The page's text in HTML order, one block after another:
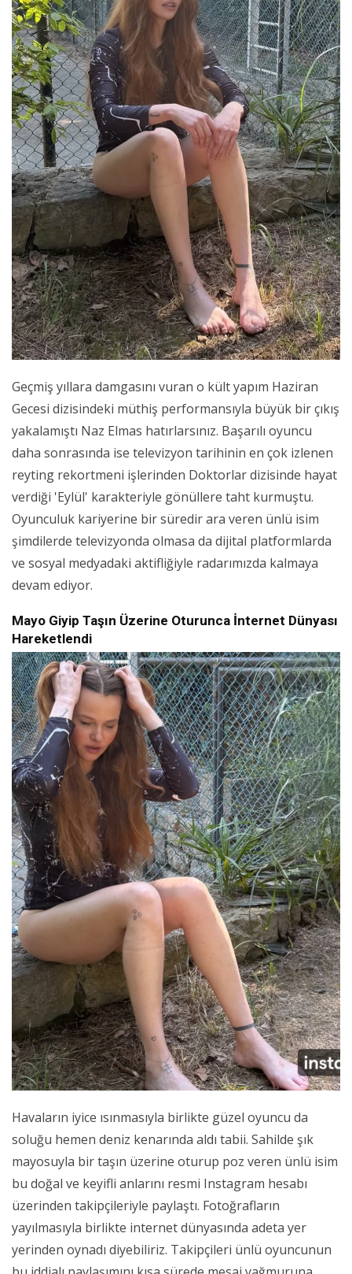
Geçmiş yıllara damgasını vuran o kült yapım Haziran
Gecesi dizisindeki müthiş performansıyla büyük bir çıkış
yakalamıştı Naz Elmas hatırlarsınız. Başarılı oyuncu
daha sonrasında ise televizyon tarihinin en çok izlenen
reyting rekortmeni işlerinden Doktorlar dizisinde hayat
verdiği 'Eylül' karakteriyle gönüllere taht kurmuştu.
Oyunculuk kariyerine bir süredir ara veren ünlü isim
şimdilerde televizyonda olmasa da dijital platformlarda
ve sosyal medyadaki aktifliğiyle radarımızda kalmaya
devam ediyor.
Mayo Giyip Taşın Üzerine Oturunca İnternet Dünyası
Hareketlendi
Havaların iyice ısınmasıyla birlikte güzel oyuncu da
soluğu hemen deniz kenarında aldı tabii. Sahilde şık
mayosuyla bir taşın üzerine oturup poz veren ünlü isim
bu doğal ve keyifli anlarını resmi Instagram hesabı
üzerinden takipçileriyle paylaştı. Fotoğrafların
yayılmasıyla birlikte internet dünyasında adeta yer
yerinden oynadı diyebiliriz. Takipçileri ünlü oyuncunun